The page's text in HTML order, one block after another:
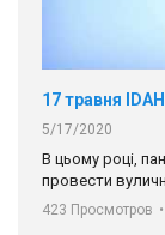
5/17/2020
В цьому році,
провести
навіть коли ми
разом. Ми
423 Просмотров •